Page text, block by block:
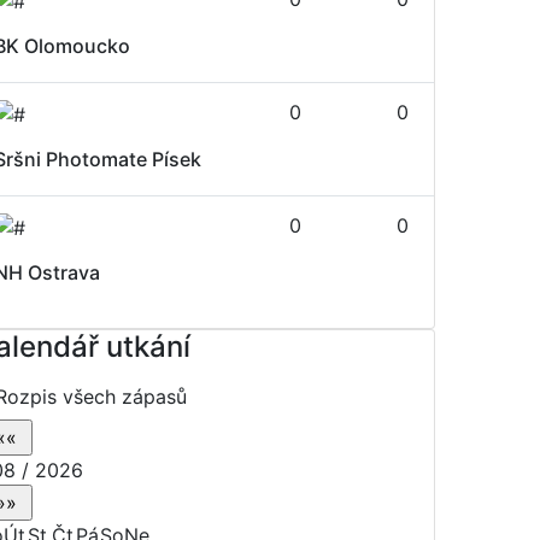
Olomoucko
Photomate Písek
0 0
Ostrava
0 0
utkání
všech zápasů
/ 2026